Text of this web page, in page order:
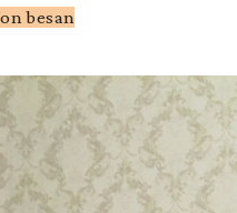
besan